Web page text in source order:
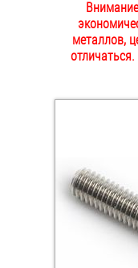
ОПЛАТА И
НАШИ МАГАЗИНЫ
Втулки
Заклепки
металлов,